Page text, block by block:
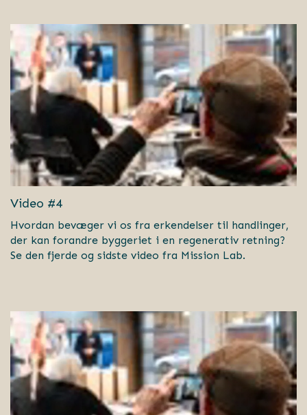
Video #4
Hvordan bevæger vi os fra erkendelser til handlinger,
der kan forandre byggeriet i en regenerativ retning?
Se den fjerde og sidste video fra Mission Lab.